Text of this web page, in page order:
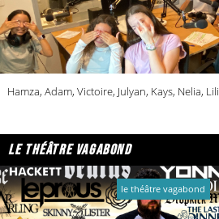
Hamza, Adam, Victoire, Julyan, Kays, Nelia, Lili
le théâtre vagabond
le théâtre vagabond